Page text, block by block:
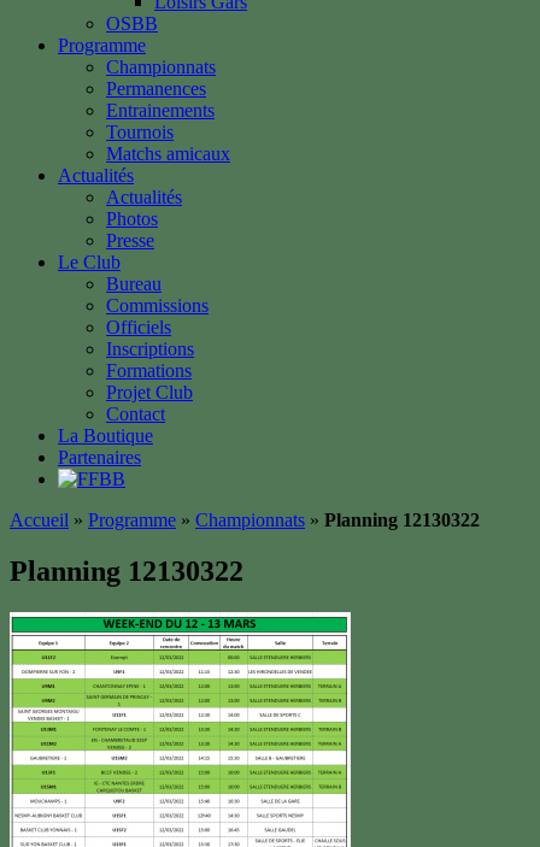
OSBB
Programme
Championnats
Permanences
Entrainements
Tournois
Matchs amicaux
Actualités
Actualités
Photos
Presse
Le Club
Bureau
Commissions
Officiels
Inscriptions
Formations
Projet Club
Contact
La Boutique
Partenaires
Accueil » Programme » Championnats » Planning 12130322
Planning 12130322